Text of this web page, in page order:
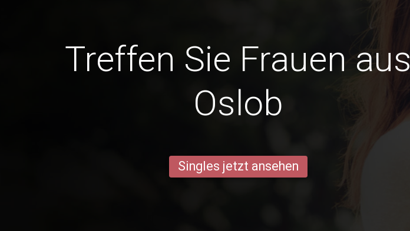
Treffen Sie Frauen aus
Oslob
Singles jetzt ansehen